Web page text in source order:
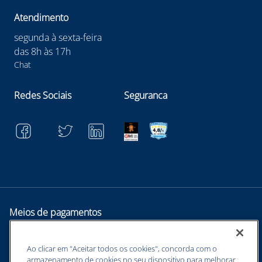
Atendimento
segunda à sexta-feira
das 8h às 17h
Chat
Redes Sociais Seguranca
Meios de pagamentos
Ao clicar em "Aceitar todos os cookies", concorda com o
armazenamento de cookies no seu dispositivo para melhorar